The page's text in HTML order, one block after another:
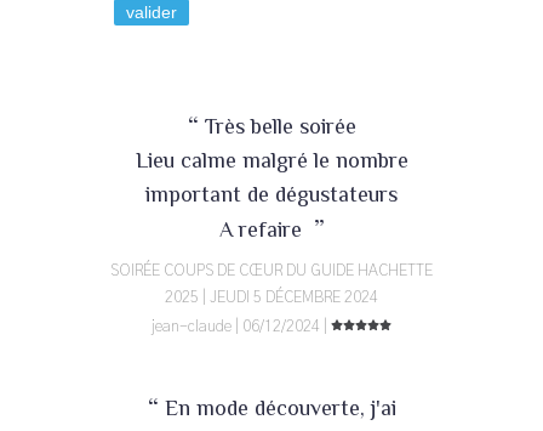
valider
“ Très belle soirée
Lieu calme malgré le nombre
important de dégustateurs
A refaire ”
SOIRÉE COUPS DE CŒUR DU GUIDE HACHETTE
2025 | JEUDI 5 DÉCEMBRE 2024
jean-claude | 06/12/2024 |
“ En mode découverte, j'ai